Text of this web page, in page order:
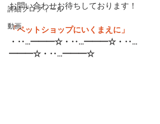
詳細プロフィール
動画
お問い合わせお待ちしております！
「ペットショップにいくまえに」
・‥…━━━☆・‥…━━━☆・‥…
━━━☆・‥…━━━☆